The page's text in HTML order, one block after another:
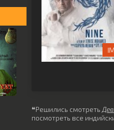
❝Решились смотреть
посмотреть все